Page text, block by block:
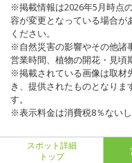
※掲載情報は2026年5月時点
容が変更となっている場合が
ください。
※自然災害の影響やその他諸
営業時間、植物の開花・見頃
※掲載されている画像は取材
き、提供されたものとなり
す。
※表示料金は消費税8％ないし
スポット詳細
トップ